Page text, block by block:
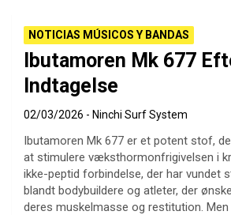
NOTICIAS MÚSICOS Y BANDAS
Ibutamoren Mk 677
Indtagelse
02/03/2026 Ninchi Surf System
Ibutamoren Mk 677 er et potent stof,
at stimulere væksthormonfrigivelsen i
ikke-peptid forbindelse, der har vundet
blandt bodybuildere og atleter, der
deres muskelmasse og restitution. Men